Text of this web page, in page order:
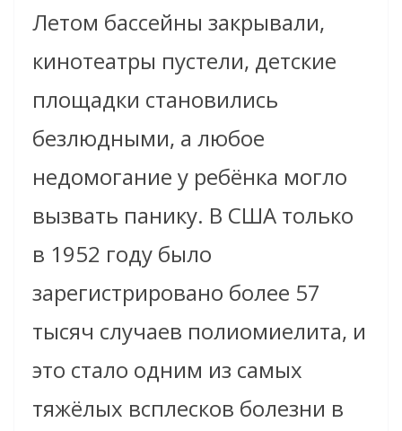
Летом бассейны закрывали,
кинотеатры пустели, детские
площадки становились
безлюдными, а любое
недомогание у ребёнка могло
вызвать панику. В США только
в 1952 году было
зарегистрировано более 57
тысяч случаев полиомиелита, и
это стало одним из самых
тяжёлых всплесков болезни в